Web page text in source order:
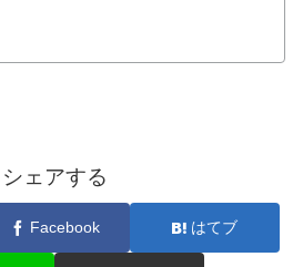
シェアする
Facebook はてブ